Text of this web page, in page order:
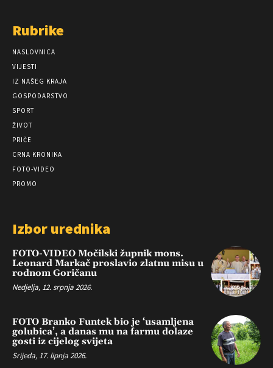
Rubrike
NASLOVNICA
VIJESTI
IZ NAŠEG KRAJA
GOSPODARSTVO
SPORT
ŽIVOT
PRIČE
CRNA KRONIKA
FOTO-VIDEO
PROMO
Izbor urednika
FOTO-VIDEO Močilski župnik mons.
Leonard Markač proslavio zlatnu misu u
rodnom Goričanu
Nedjelja, 12. srpnja 2026.
FOTO Branko Funtek bio je ‘usamljena
golubica’, a danas mu na farmu dolaze
gosti iz cijelog svijeta
Srijeda, 17. lipnja 2026.